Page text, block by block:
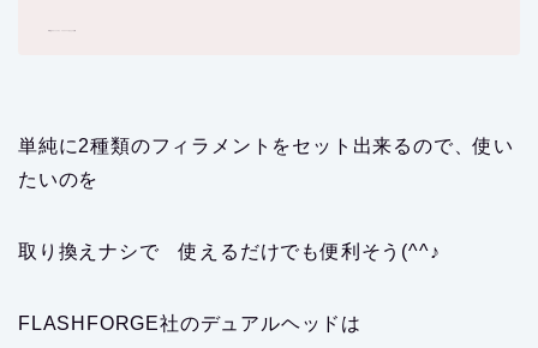
単純に2種類のフィラメントをセット出来るので、使い
たいのを
取り換えナシで 使えるだけでも便利そう(^^♪
FLASHFORGE社のデュアルヘッドは